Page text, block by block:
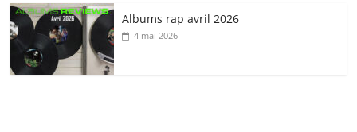
Albums rap avril 2026
4 mai 2026